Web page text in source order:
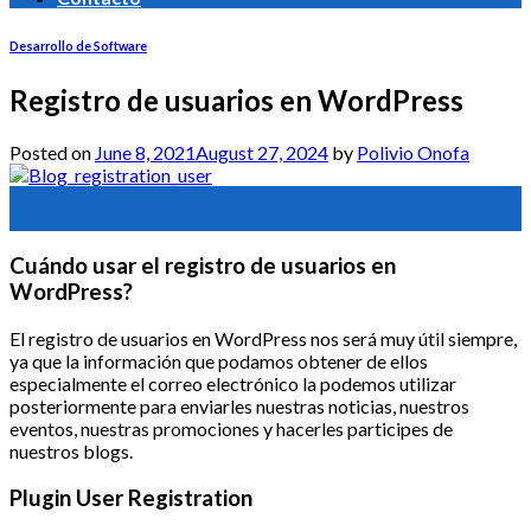
Desarrollo de Software
Registro de usuarios en WordPress
Posted on June 8, 2021August 27, 2024 by Polivio Onofa
Cuándo usar el registro de usuarios en
WordPress?
El registro de usuarios en WordPress nos será muy útil siempre,
ya que la información que podamos obtener de ellos
especialmente el correo electrónico la podemos utilizar
posteriormente para enviarles nuestras noticias, nuestros
eventos, nuestras promociones y hacerles participes de
nuestros blogs.
Plugin User Registration